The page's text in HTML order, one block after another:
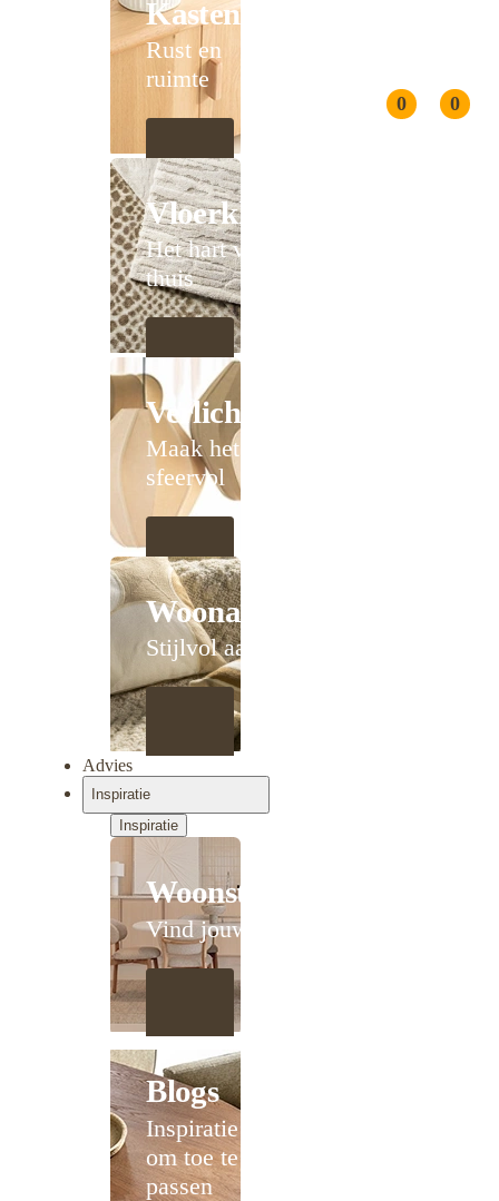
0 0
Kasten
Rust en
ruimte
Vloerkleden
Het hart van
thuis
Verlichting
Maak het
sfeervol
Woonaccessoires
Stijlvol aanschuiven
Advies
Inspiratie
Inspiratie
Woonstijlen
Vind jouw stijl
Blogs
Inspiratie
om toe te
passen